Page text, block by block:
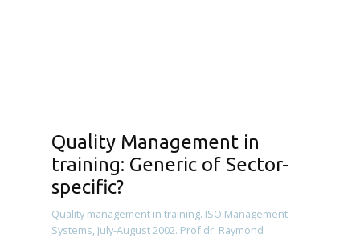
Quality Management in
training: Generic of Sector-
specific?
Quality management in training. ISO Management
Systems, July-August 2002. Prof.dr. Raymond